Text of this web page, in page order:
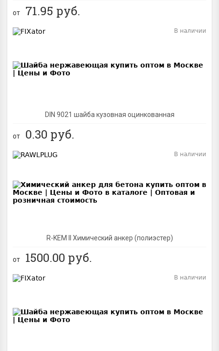
от 71.95 руб.
DIN 9021 шайба кузовная оцинкованная
В наличии
от 0.30 руб.
R-KEM II Химический анкер (полиэстер)
В наличии
от 1500.00 руб.
В наличии